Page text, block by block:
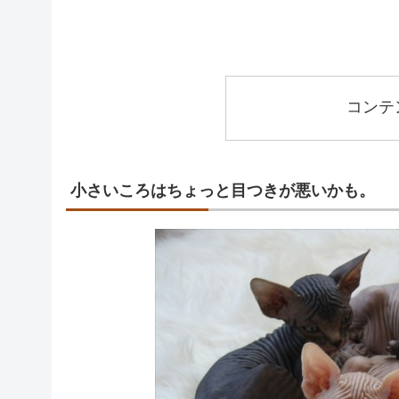
コン
小さいころはちょっと目つきが悪いかも。